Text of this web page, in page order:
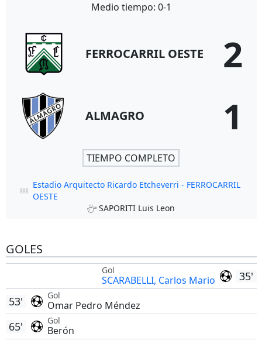
Medio tiempo: 0-1
FERROCARRIL OESTE 2
ALMAGRO 1
TIEMPO COMPLETO
Estadio Arquitecto Ricardo Etcheverri - FERROCARRIL
OESTE
SAPORITI Luis Leon
GOLES
35'
Gol
SCARABELLI, Carlos Mario
Gol
Omar Pedro Méndez
53'
Gol
Berón
65'